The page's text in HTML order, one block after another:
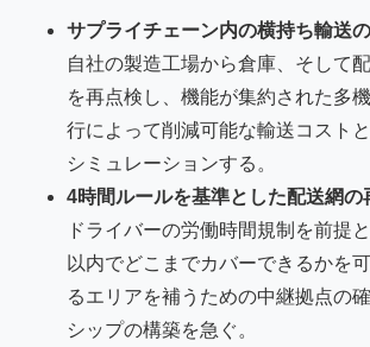
サプライチェーン内の横持ち輸送
自社の製造工場から倉庫、そして
を再点検し、機能が集約された多
行によって削減可能な輸送コスト
シミュレーションする。
4時間ルールを基準とした配送網の
ドライバーの労働時間規制を前提
以内でどこまでカバーできるかを
るエリアを補うための中継拠点の
シップの構築を急ぐ。